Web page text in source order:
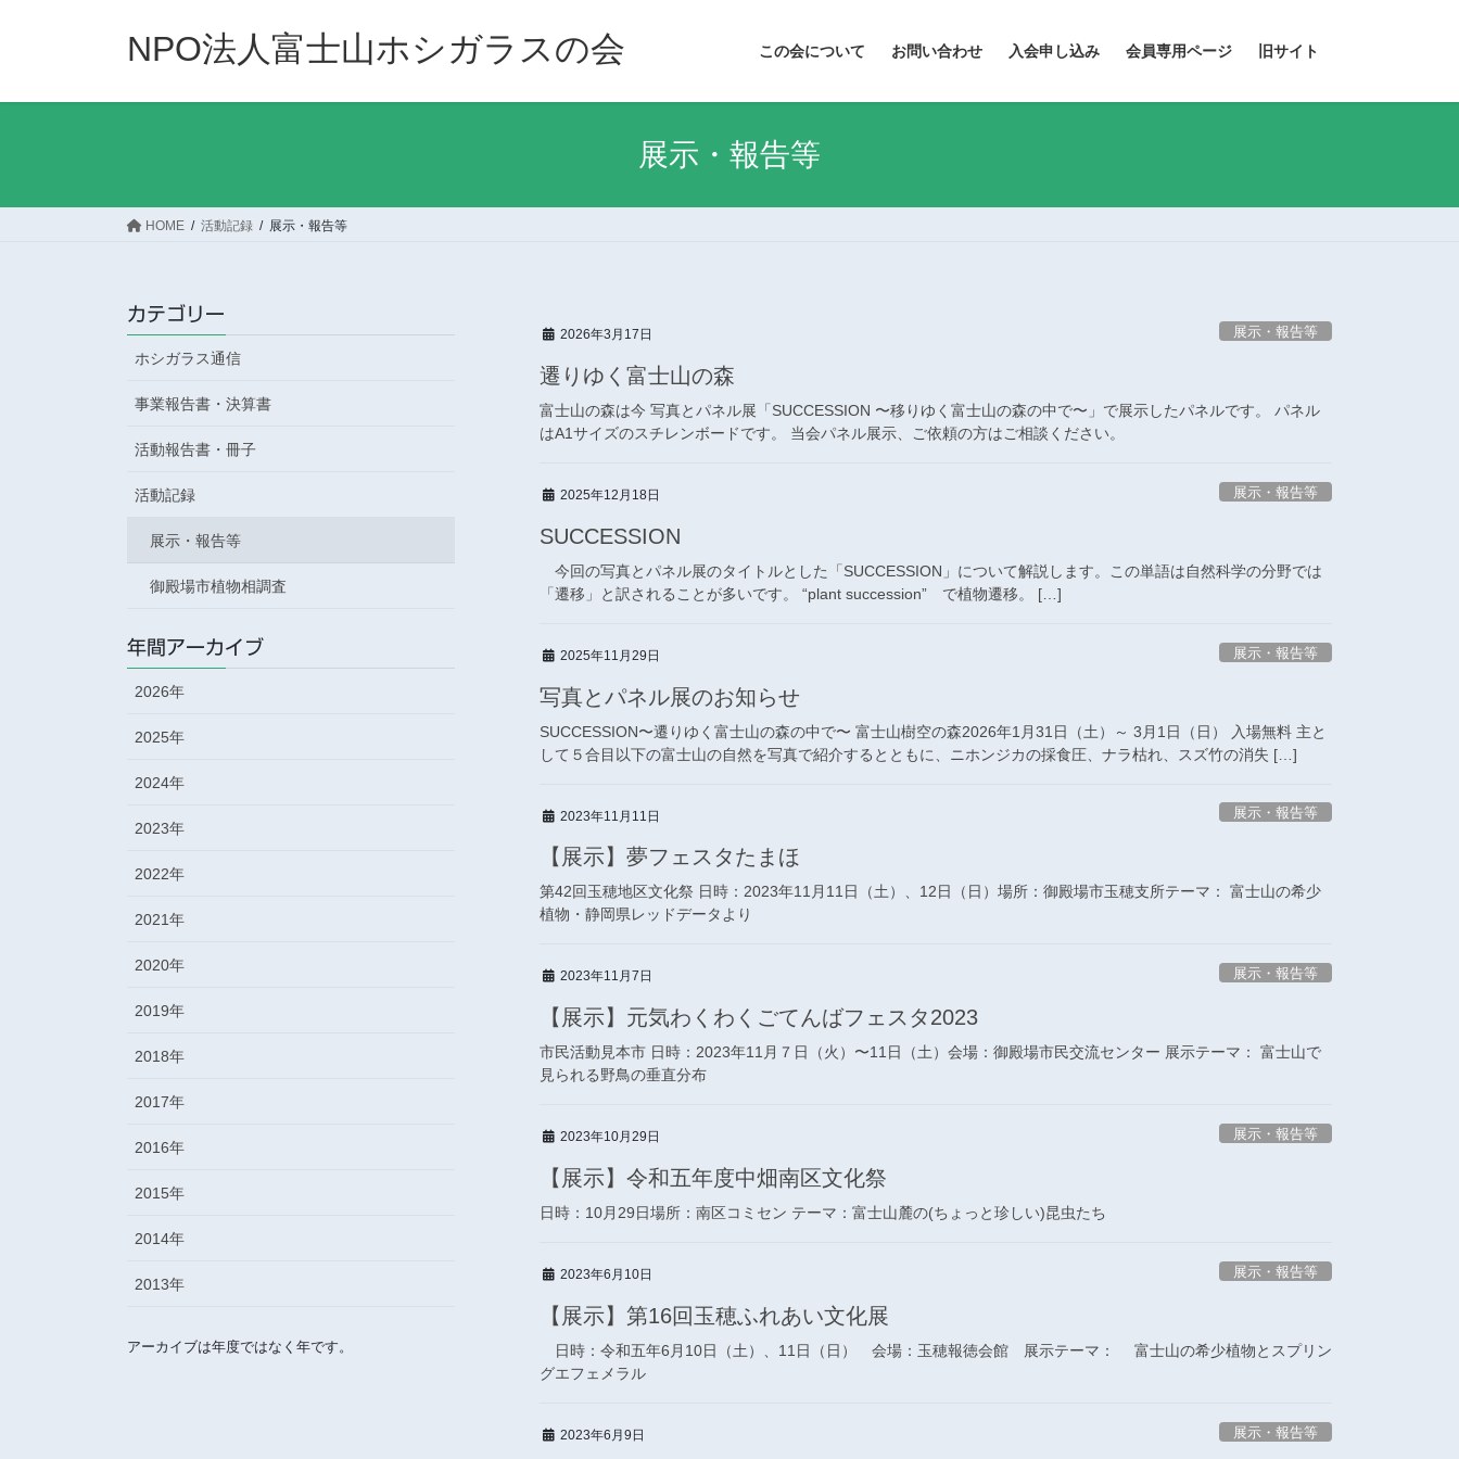
NPO法人富士山ホシガラスの会 この会について お問い合わせ 入会申し込み 会員専用ページ 旧サイト
展示・報告等
HOME 活動記録 展示・報告等
2026年3月17日 展示・報告等
遷りゆく富士山の森
富士山の森は今 写真とパネル展「SUCCESSION 〜移りゆく富士山の森の中で〜」で展示したパネルです。 パネル
はA1サイズのスチレンボードです。 当会パネル展示、ご依頼の方はご相談ください。
2025年12月18日 展示・報告等
SUCCESSION
今回の写真とパネル展のタイトルとした「SUCCESSION」について解説します。この単語は自然科学の分野では
「遷移」と訳されることが多いです。 “plant succession” で植物遷移。 […]
2025年11月29日 展示・報告等
写真とパネル展のお知らせ
SUCCESSION〜遷りゆく富士山の森の中で〜 富士山樹空の森2026年1月31日（土）～ 3月1日（日） 入場無料 主と
して５合目以下の富士山の自然を写真で紹介するとともに、ニホンジカの採食圧、ナラ枯れ、スズ竹の消失 […]
2023年11月11日 展示・報告等
【展示】夢フェスタたまほ
第42回玉穂地区文化祭 日時：2023年11月11日（土）、12日（日）場所：御殿場市玉穂支所テーマ： 富士山の希少
植物・静岡県レッドデータより
2023年11月7日 展示・報告等
【展示】元気わくわくごてんばフェスタ2023
市民活動見本市 日時：2023年11月７日（火）〜11日（土）会場：御殿場市民交流センター 展示テーマ： 富士山で
見られる野鳥の垂直分布
2023年10月29日 展示・報告等
【展示】令和五年度中畑南区文化祭
日時：10月29日場所：南区コミセン テーマ：富士山麓の(ちょっと珍しい)昆虫たち
2023年6月10日 展示・報告等
【展示】第16回玉穂ふれあい文化展
日時：令和五年6月10日（土）、11日（日） 会場：玉穂報徳会館 展示テーマ： 富士山の希少植物とスプリン
グエフェメラル
2023年6月9日 展示・報告等
カテゴリー
ホシガラス通信
事業報告書・決算書
活動報告書・冊子
活動記録
展示・報告等
御殿場市植物相調査
年間アーカイブ
2026年
2025年
2024年
2023年
2022年
2021年
2020年
2019年
2018年
2017年
2016年
2015年
2014年
2013年
アーカイブは年度ではなく年です。